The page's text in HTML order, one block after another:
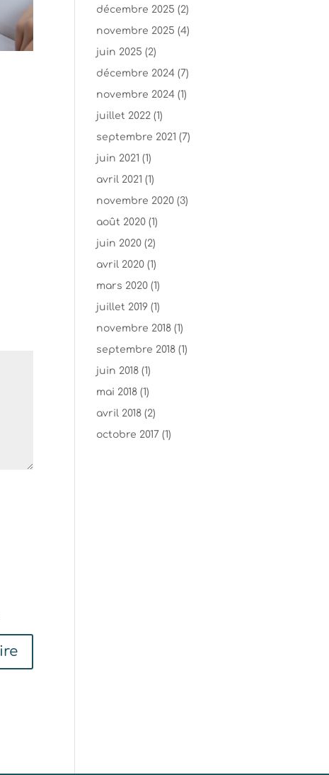
décembre 2025 (2)
novembre 2025 (4)
juin 2025 (2)
décembre 2024 (7)
novembre 2024 (1)
juillet 2022 (1)
septembre 2021 (7)
juin 2021 (1)
avril 2021 (1)
novembre 2020 (3)
août 2020 (1)
juin 2020 (2)
avril 2020 (1)
mars 2020 (1)
juillet 2019 (1)
novembre 2018 (1)
septembre 2018 (1)
juin 2018 (1)
mai 2018 (1)
avril 2018 (2)
octobre 2017 (1)